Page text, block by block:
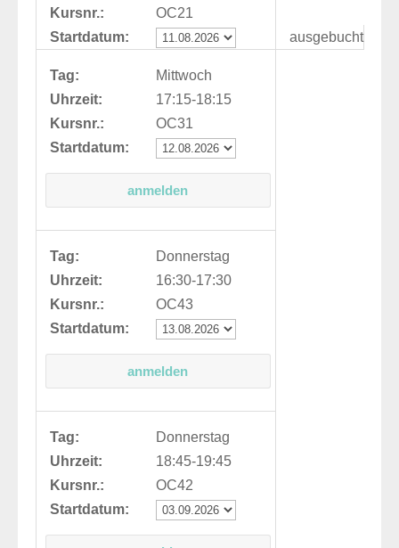
Kursnr.:
OC21
Startdatum:
ausgebucht
Tag:
Mittwoch
Uhrzeit:
17:15-18:15
Kursnr.:
OC31
Startdatum:
Tag:
Donnerstag
Uhrzeit:
16:30-17:30
Kursnr.:
OC43
Startdatum:
Tag:
Donnerstag
Uhrzeit:
18:45-19:45
Kursnr.:
OC42
Startdatum: